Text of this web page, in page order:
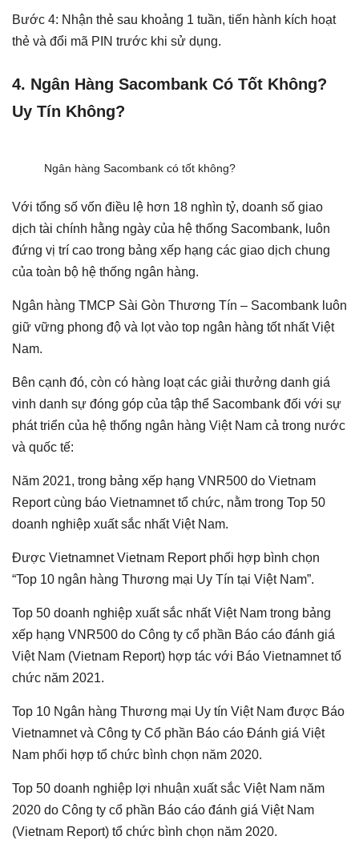
Bước 4: Nhận thẻ sau khoảng 1 tuần, tiến hành kích hoạt
thẻ và đổi mã PIN trước khi sử dụng.
4. Ngân Hàng Sacombank Có Tốt Không?
Uy Tín Không?
Ngân hàng Sacombank có tốt không?
Với tổng số vốn điều lệ hơn 18 nghìn tỷ, doanh số giao
dịch tài chính hằng ngày của hệ thống Sacombank, luôn
đứng vị trí cao trong bảng xếp hạng các giao dịch chung
của toàn bộ hệ thống ngân hàng.
Ngân hàng TMCP Sài Gòn Thương Tín – Sacombank luôn
giữ vững phong độ và lọt vào top ngân hàng tốt nhất Việt
Nam.
Bên cạnh đó, còn có hàng loạt các giải thưởng danh giá
vinh danh sự đóng góp của tập thể Sacombank đối với sự
phát triển của hệ thống ngân hàng Việt Nam cả trong nước
và quốc tế:
Năm 2021, trong bảng xếp hạng VNR500 do Vietnam
Report cùng báo Vietnamnet tổ chức, nằm trong Top 50
doanh nghiệp xuất sắc nhất Việt Nam.
Được Vietnamnet Vietnam Report phối hợp bình chọn
“Top 10 ngân hàng Thương mại Uy Tín tại Việt Nam”.
Top 50 doanh nghiệp xuất sắc nhất Việt Nam trong bảng
xếp hạng VNR500 do Công ty cổ phần Báo cáo đánh giá
Việt Nam (Vietnam Report) hợp tác với Báo Vietnamnet tổ
chức năm 2021.
Top 10 Ngân hàng Thương mại Uy tín Việt Nam được Báo
Vietnamnet và Công ty Cổ phần Báo cáo Đánh giá Việt
Nam phối hợp tổ chức bình chọn năm 2020.
Top 50 doanh nghiệp lợi nhuận xuất sắc Việt Nam năm
2020 do Công ty cổ phần Báo cáo đánh giá Việt Nam
(Vietnam Report) tổ chức bình chọn năm 2020.